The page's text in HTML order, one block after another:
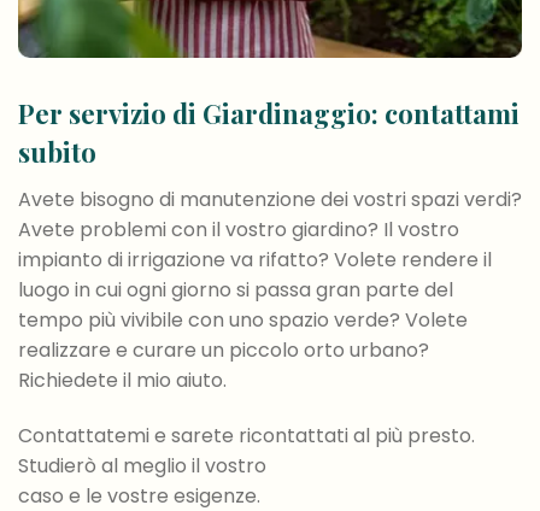
Per servizio di Giardinaggio: contattami
subito
Avete bisogno di manutenzione dei vostri spazi verdi?
Avete problemi con il vostro giardino? Il vostro
impianto di irrigazione va rifatto? Volete rendere il
luogo in cui ogni giorno si passa gran parte del
tempo più vivibile con uno spazio verde? Volete
realizzare e curare un piccolo orto urbano?
Richiedete il mio aiuto.
Contattatemi e sarete ricontattati al più presto.
Studierò al meglio il vostro
caso e le vostre esigenze.